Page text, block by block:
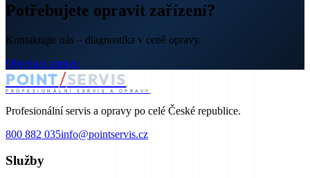
Potřebujete opravit zařízení?
Kontaktujte nás – diagnostika v ceně opravy.
Objednat opravu
POINT/SERVIS
PROFESIONÁLNÍ SERVIS A OPRAVY
Profesionální servis a opravy po celé České republice.
800 882 035info@pointservis.cz
Služby